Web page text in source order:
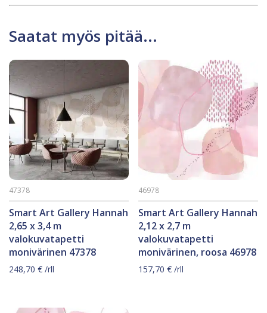
Saatat myös pitää...
Smart Art Gallery Hannah
2,65 x 3,4 m
valokuvatapetti
monivärinen 47378
47378
248,70 € /rll
Smart Art Gallery Hannah
2,12 x 2,7 m
valokuvatapetti
monivärinen, roosa 46978
46978
157,70€ /rll